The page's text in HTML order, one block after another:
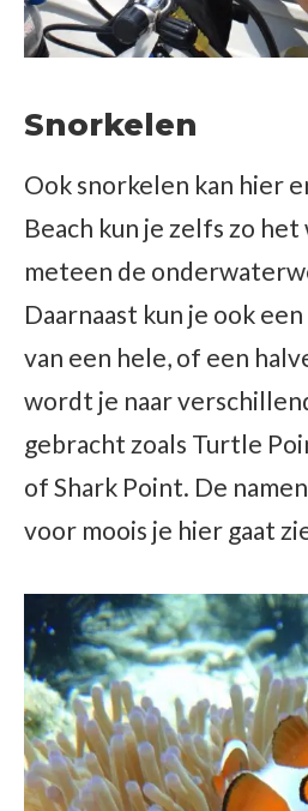
Snorkelen
Ook snorkelen kan hier
Beach kun je zelfs zo
meteen de
Daarnaast kun je ook
van een hele, of een
wordt je naar
gebracht zoals Turtle
of Shark Point. De
voor moois je hier gaat